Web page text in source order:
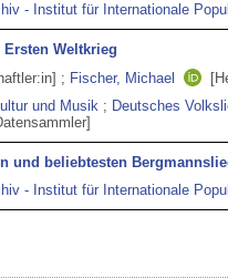
- Institut für Internationale
Weltkrieg
; Fischer, Michael
und Musik ; Deutsches
und beliebtesten
- Institut für Internationale